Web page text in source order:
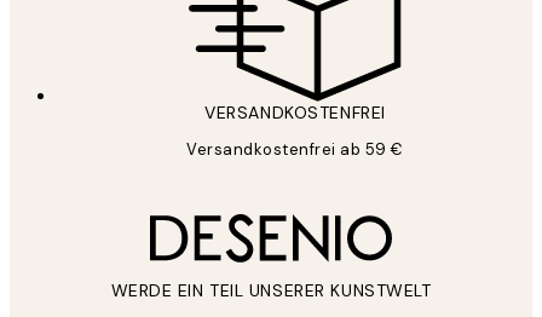
VERSANDKOSTENFREI
Versandkostenfrei ab 59 €
WERDE EIN TEIL UNSERER KUNSTWELT